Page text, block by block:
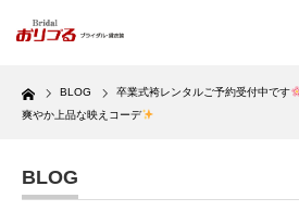
Home BLOG 卒業式袴レンタルご予約受付中です
爽やか上品な映えコーデ
BLOG